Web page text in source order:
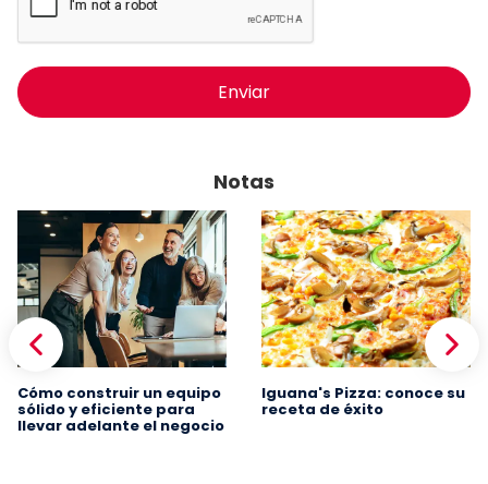
Enviar
Notas
Cómo construir un equipo
sólido y eficiente para
llevar adelante el negocio
Iguana's Pizza: conoce su
receta de éxito